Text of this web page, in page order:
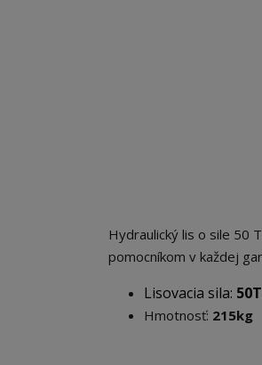
Hydraulický lis o sile 50
pomocníkom v každej
Lisovacia sila: 50T
Hmotnosť: 215kg